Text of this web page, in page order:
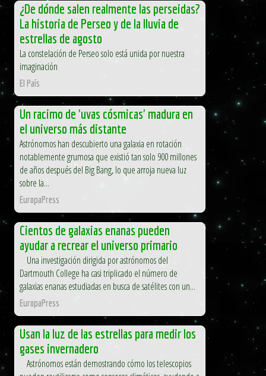
¿De dónde salen realmente las perseidas?
La historia de Perseo y de la lluvia de
estrellas de agosto
La constelación de Perseo solo está unida por nuestra
imaginación
El País
Un racimo de 'uvas cósmicas' madura en
el universo más distante
Astrónomos han descubierto una galaxia en rotación
notablemente grumosa que existió tan solo 900 millones
de años después del Big Bang, lo que arroja nueva luz
sobre la...
EuropaPress
Cientos de galaxias enanas pueden
ayudar a recrear el universo primario
Una investigación dirigida por astrónomos del
Dartmouth College ha casi triplicado el número de
galaxias enanas estudiadas en busca de satélites con un...
EuropaPress
Usan la luz de las estrellas para medir los
gases invernadero
Astrónomos están demostrando cómo los telescopios